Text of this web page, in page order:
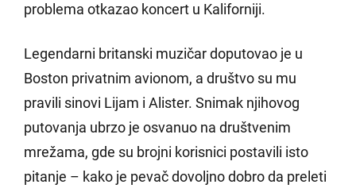
problema otkazao koncert u Kaliforniji.
Legendarni britanski muzičar doputovao je u
Boston privatnim avionom, a društvo su mu
pravili sinovi Lijam i Alister. Snimak njihovog
putovanja ubrzo je osvanuo na društvenim
mrežama, gde su brojni korisnici postavili isto
pitanje – kako je pevač dovoljno dobro da preleti